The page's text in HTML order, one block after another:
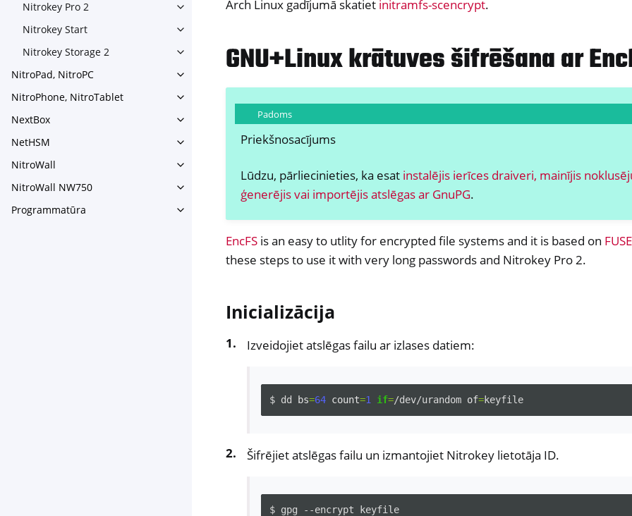
Nitrokey Pro 2
Toggle navigation of Nitrokey Pro 2
Nitrokey Start
Toggle navigation of Nitrokey Start
Nitrokey Storage 2
Toggle navigation of Nitrokey Storage 2
NitroPad, NitroPC
Toggle navigation of NitroPad, NitroPC
NitroPhone, NitroTablet
Toggle navigation of NitroPhone, NitroTablet
NextBox
Toggle navigation of NextBox
NetHSM
Toggle navigation of NetHSM
NitroWall
Toggle navigation of NitroWall
NitroWall NW750
Toggle navigation of NitroWall NW750
Programmatūra
Toggle navigation of Programmatūra
Arch Linux gadījumā skatiet initramfs-scencrypt.
GNU+Linux krātuves šifrēšana ar
Padoms
Priekšnosacījums
Lūdzu, pārliecinieties, ka esat instalējis ierīces draiveri, mainījis
ģenerējis vai importējis atslēgas ar GnuPG.
EncFS is an easy to utlity for encrypted file systems and it is based on FUSE
these steps to use it with very long passwords and Nitrokey Pro 2.
Inicializācija
Izveidojiet atslēgas failu ar izlases datiem:
$ dd bs=64 count=1 if=/dev/urandom of=
Šifrējiet atslēgas failu un izmantojiet Nitrokey lietotāja ID.
$ gpg --encrypt